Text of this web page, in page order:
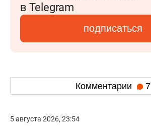
в Telegram
подписаться
Комментарии 7
5 августа 2026, 23:54